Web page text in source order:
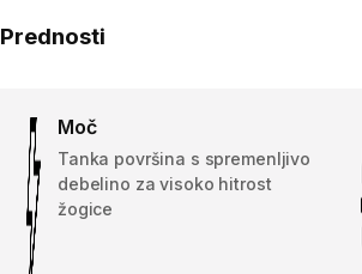
Prednosti
Moč
Tanka površina s spremenljivo
debelino za visoko hitrost
žogice